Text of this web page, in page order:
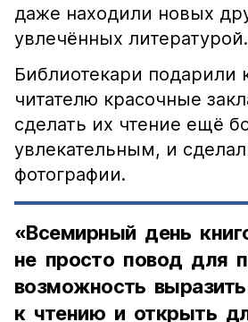
даже находили новых
увлечённых литературой.
Библиотекари подарили
читателю красочные
сделать их чтение ещё
увлекательным, и
фотографии.
«Всемирный день
не просто повод для
возможность
к чтению и открыть